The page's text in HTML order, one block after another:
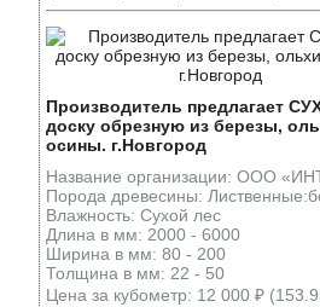
Производитель предлагает
доску обрезную из березы,
осины. г.Новгород
Название организации: ООО
Порода древесины:
Влажность: Сухой лес
Длина в мм: 2000 - 6000
Ширина в мм: 80 - 200
Толщина в мм: 22 - 50
Цена за кубометр: 12 000 ₽